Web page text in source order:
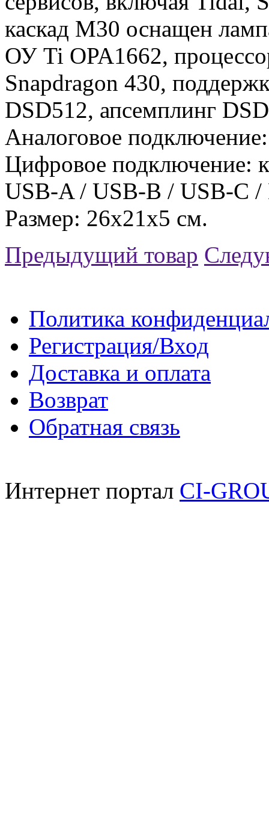
каскад M30 оснащен
ОУ Ti OPA1662,
Snapdragon 430,
DSD512, апсемплинг
Аналоговое
Цифровое подключение:
USB-A / USB-B / USB-C
Размер: 26x21x5 см.
Предыдущий товар
Политика
Регистрация/Вход
Доставка и оплата
Возврат
Обратная связь
Интернет портал CI-